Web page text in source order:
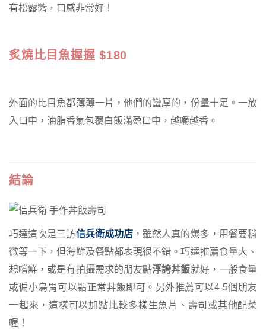
有松露醬，口感非常好！
炙燒比目魚握握 $180
外面的比目魚都薄薄一片，他們的蠻厚的，份量十足。一放
入口中，油脂香氣包覆白飯滿盈口中，越嚼越香。
結論
巧達這次是三訪信兵衛成功店 ，雖然人真的爆多，用餐要稍
微等一下，但海鮮及餐點都表現很不錯。巧達推薦食量大、
想嚐鮮，或是有拍攝需求的朋友點浮誇丼飯就好，一般食量
或偏小鳥胃可以點正常丼飯即可。另外推薦可以4-5個朋友
一起來，這樣可以加點比較多樣生魚片、壽司或其他配菜
喔！